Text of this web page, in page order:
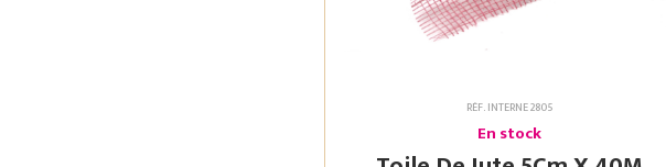
RÉF. INTERNE 2805
En stock